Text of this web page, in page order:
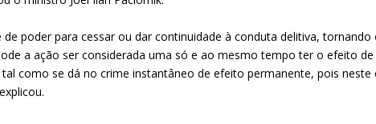
de poder para cessar ou dar continuidade à conduta delitiva,
a ação ser considerada uma só e ao mesmo tempo ter o efeito
como se dá no crime instantâneo de efeito permanente, pois neste